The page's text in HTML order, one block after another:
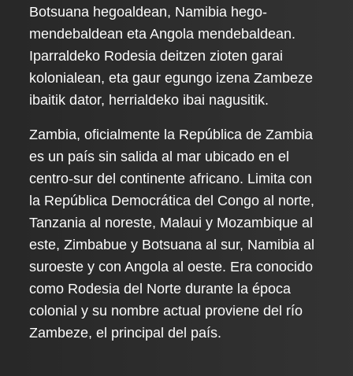
Botsuana hegoaldean, Namibia hego-
mendebaldean eta Angola mendebaldean.
Iparraldeko Rodesia deitzen zioten garai
kolonialean, eta gaur egungo izena Zambeze
ibaitik dator, herrialdeko ibai nagusitik.
Zambia, oficialmente la República de Zambia
es un país sin salida al mar ubicado en el
centro-sur del continente africano. Limita con
la República Democrática del Congo al norte,
Tanzania al noreste, Malaui y Mozambique al
este, Zimbabue y Botsuana al sur, Namibia al
suroeste y con Angola al oeste. Era conocido
como Rodesia del Norte durante la época
colonial y su nombre actual proviene del río
Zambeze, el principal del país.